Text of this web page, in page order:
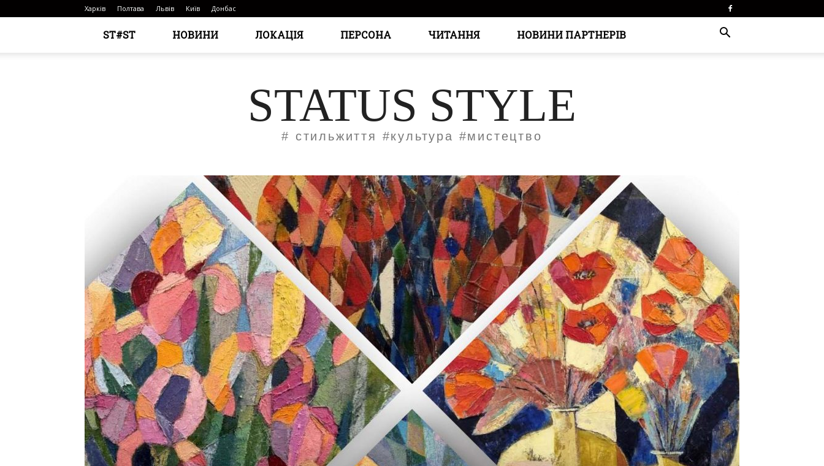
Харків Полтава Львів Київ Донбас
ST#ST НОВИНИ ЛОКАЦІЯ ПЕРСОНА ЧИТАННЯ НОВИНИ ПАРТНЕРІВ
STATUS STYLE
# стильжиття #культура #мистецтво